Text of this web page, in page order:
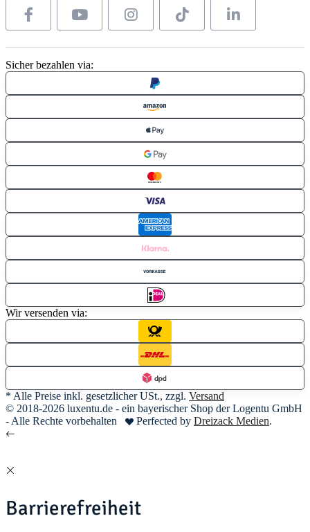
Sicher bezahlen via:
Wir versenden via:
* Alle Preise inkl. gesetzlicher USt., zzgl. Versand
© 2018-2026 luxentu.de - ein bayerischer Shop der Logentu GmbH
- Alle Rechte vorbehalten
Perfected by Dreizack Medien.
Barrierefreiheit